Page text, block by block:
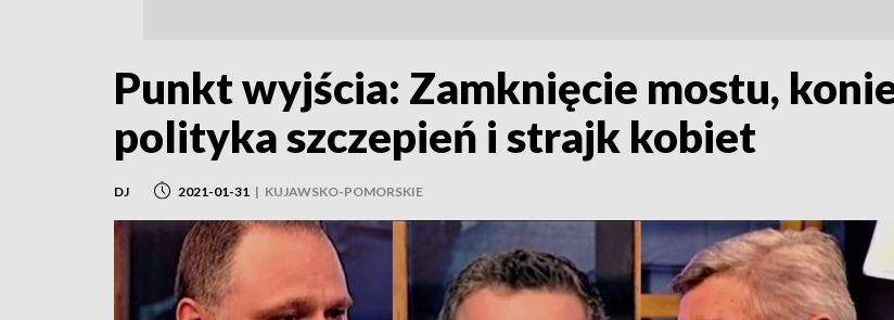
Punkt wyjścia: Zamknięcie mostu,
polityka szczepień i strajk kobiet
DJ 2021-01-31 | KUJAWSKO-POMORSKIE